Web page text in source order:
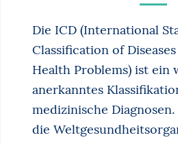
Die ICD (International
Classification of
Health Problems) ist ein
anerkanntes
medizinische
die